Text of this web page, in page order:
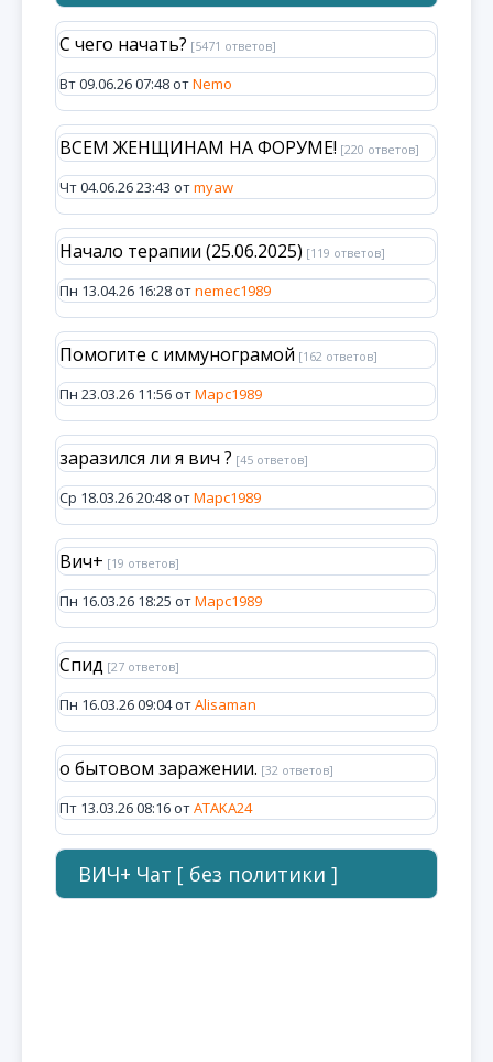
С чего начать? [5471 ответов]
Вт 09.06.26 07:48 отNemo
ВСЕМ ЖЕНЩИНАМ НА ФОРУМЕ! [220 ответов]
Чт 04.06.26 23:43 отmyaw
Начало терапии (25.06.2025) [119 ответов]
Пн 13.04.26 16:28 отnemec1989
Помогите с иммунограмой [162 ответов]
Пн 23.03.26 11:56 отМарс1989
заразился ли я вич ? [45 ответов]
Ср 18.03.26 20:48 отМарс1989
Вич+ [19 ответов]
Пн 16.03.26 18:25 отМарс1989
Спид [27 ответов]
Пн 16.03.26 09:04 отAlisaman
о бытовом заражении. [32 ответов]
Пт 13.03.26 08:16 отATAKA24
ВИЧ+ Чат [ без политики ]